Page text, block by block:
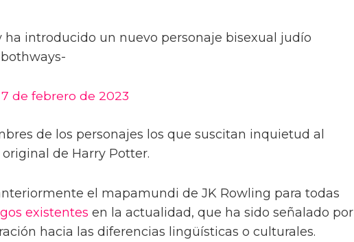
ha introducido un nuevo personaje bisexual judío
7 de febrero de 2023
de los personajes los que suscitan inquietud al
de Harry Potter.
el mapamundi de JK Rowling para todas
existentes en la actualidad, que ha sido señalado por
hacia las diferencias lingüísticas o culturales.